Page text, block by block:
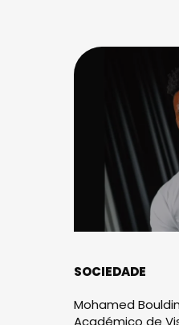
SOCIEDADE
Mohamed
Académico de